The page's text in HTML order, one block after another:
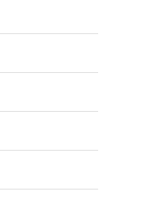
বাজারে আসছে তালপাতা ব্র্যান্ডের
আগস্ট ২, ২০১৮